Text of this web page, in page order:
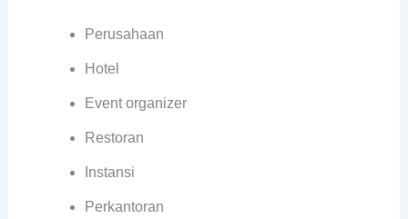
Perusahaan
Hotel
Event organizer
Restoran
Instansi
Perkantoran